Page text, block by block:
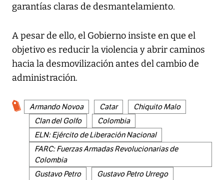
garantías claras de desmantelamiento.
A pesar de ello, el Gobierno insiste en que el
objetivo es reducir la violencia y abrir caminos
hacia la desmovilización antes del cambio de
administración.
Armando Novoa Catar
Chiquito Malo
Clan del Golfo
Colombia
ELN: Ejército de Liberación Nacional
FARC: Fuerzas Armadas Revolucionarias de
Colombia
Gustavo Petro
Gustavo Petro Urrego